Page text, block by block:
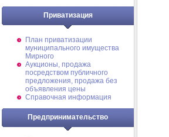
Приватизация
План приватизации
муниципального имущества
Мирного
Аукционы, продажа
посредством публичного
предложения, продажа без
объявления цены
Справочная информация
Предпринимательство